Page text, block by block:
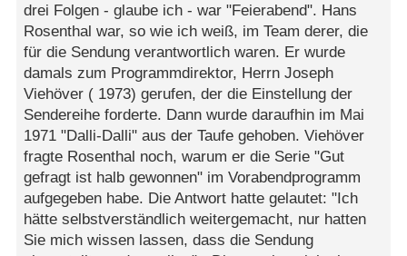
drei Folgen - glaube ich - war "Feierabend". Hans
Rosenthal war, so wie ich weiß, im Team derer, die
für die Sendung verantwortlich waren. Er wurde
damals zum Programmdirektor, Herrn Joseph
Viehöver ( 1973) gerufen, der die Einstellung der
Sendereihe forderte. Dann wurde daraufhin im Mai
1971 "Dalli-Dalli" aus der Taufe gehoben. Viehöver
fragte Rosenthal noch, warum er die Serie "Gut
gefragt ist halb gewonnen" im Vorabendprogramm
aufgegeben habe. Die Antwort hatte gelautet: "Ich
hätte selbstverständlich weitergemacht, nur hatten
Sie mich wissen lassen, dass die Sendung